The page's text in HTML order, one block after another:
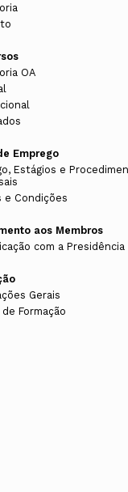
OA
Emprego
Estágios e
e Condições
aos Membros
com a Presidência
Gerais
Formação